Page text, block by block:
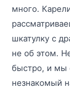
много.
шкатулку с
не об этом.
быстро, и мы
незнакомый